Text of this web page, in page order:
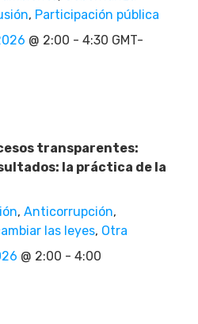
, Participación pública
@ 2:00 - 4:30 GMT-
transparentes:
la práctica de la
, Anticorrupción,
las leyes, Otra
@ 2:00 - 4:00